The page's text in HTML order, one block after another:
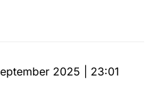
2025 | 23:01